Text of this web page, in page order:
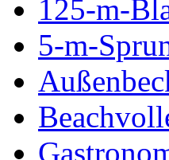
125-m-
5-m-